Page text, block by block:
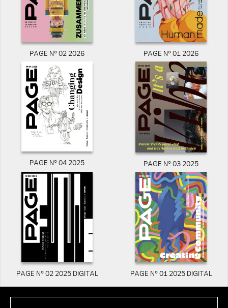
PAGE N° 02 2026 PAGE N° 01 2026
PAGE N° 04 2025 PAGE N° 03 2025
PAGE N° 02 2025 DIGITAL PAGE N° 01 2025 DIGITAL